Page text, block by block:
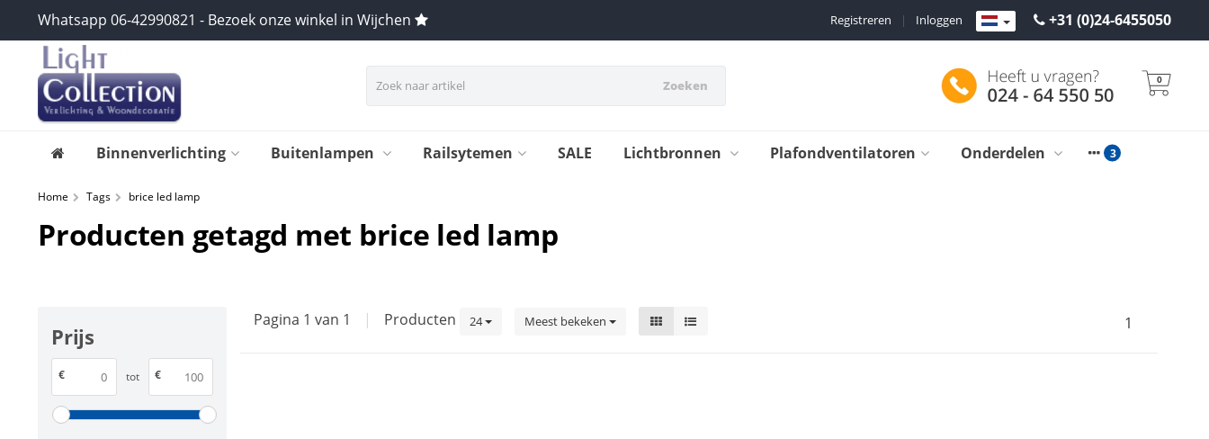
Whatsapp 06-42990821 - Bezoek onze winkel in Wijchen +31 (0)24-6455050
Inloggen
|
Registreren
Zoeken 0
Binnenverlichting Buitenlampen Railsytemen SALE Lichtbronnen Plafondventilatoren Onderdelen
Home Tags brice led lamp
Producten getagd met brice led lamp
Prijs
€ tot €
Pagina 1 van 1 | Producten 24 Meest bekeken 1